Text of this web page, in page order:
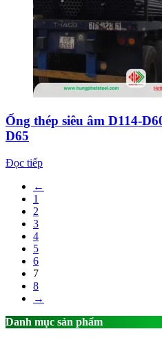
Ống thép siêu âm D114-
D65
Đọc tiếp
←
1
2
3
4
5
6
7
8
→
Danh mục sản phẩm